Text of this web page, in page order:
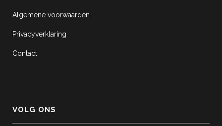
Algemene voorwaarden
Privacyverklaring
Contact
VOLG ONS